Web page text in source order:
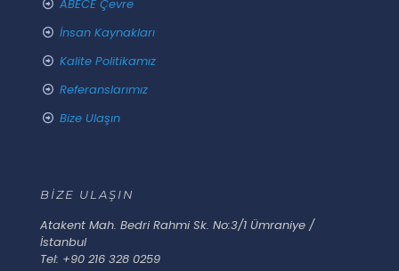
ABECE Çevre
İnsan Kaynakları
Kalite Politikamız
Referanslarımız
Bize Ulaşın
BİZE ULAŞIN
Atakent Mah. Bedri Rahmi Sk. No:3/1 Ümraniye /
İstanbul
Tel: +90 216 328 0259